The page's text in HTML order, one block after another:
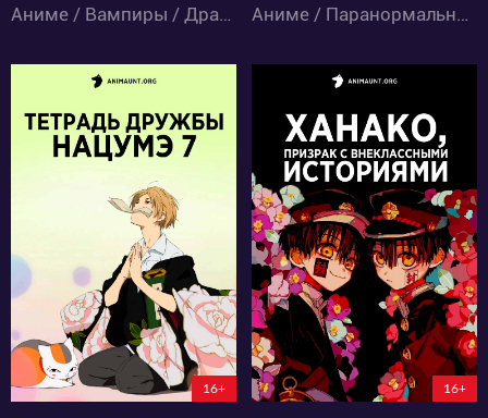
Аниме / Вампиры / Драма / Паранормальное / Фантастика / Экшен Аниме / Паранормальное / Фэнтези / Экшен
21452
82 30
16+
11662
22 11
16+